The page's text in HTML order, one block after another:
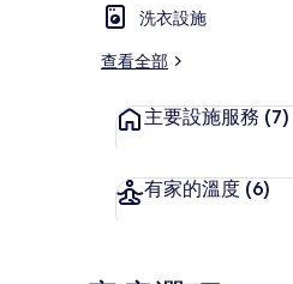
洗衣設施
查看全部
主要設施服務 (7)
有家的溫度 (6)